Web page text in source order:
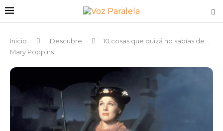
Inicio Descubre
10 cosas que quizá no sabías de…
Mary Poppins